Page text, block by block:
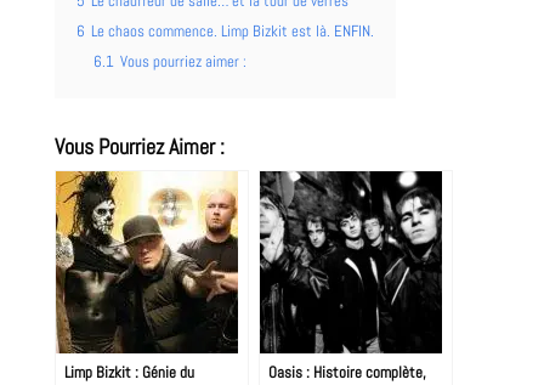
6 Le chaos commence. Limp Bizkit est là. ENFIN.
6.1 Vous pourriez aimer :
Vous Pourriez Aimer :
Limp Bizkit : Génie du
Oasis : Histoire complète,